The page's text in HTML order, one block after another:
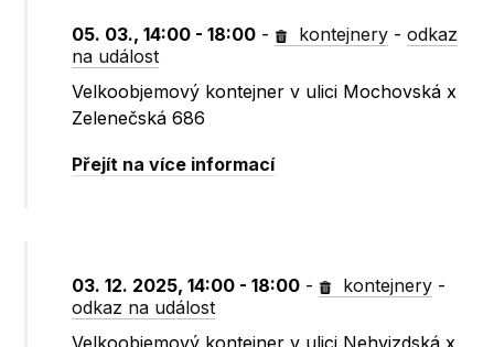
05. 03., 14:00 - 18:00 - kontejnery -odkaz
na událost
Velkoobjemový kontejner v ulici Mochovská x
Zelenečská 686
Přejít na více informací
03. 12. 2025, 14:00 - 18:00 - kontejnery -
odkaz na událost
Velkoobjemový kontejner v ulici Nehvizdská x